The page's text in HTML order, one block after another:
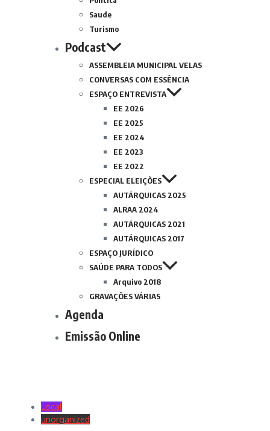
Saude
Turismo
Podcast
ASSEMBLEIA MUNICIPAL VELAS
CONVERSAS COM ESSÊNCIA
ESPAÇO ENTREVISTA
EE 2026
EE 2025
EE 2024
EE 2023
EE 2022
ESPECIAL ELEIÇÕES
AUTÁRQUICAS 2025
ALRAA 2024
AUTÁRQUICAS 2021
AUTÁRQUICAS 2017
ESPAÇO JURÍDICO
SAÚDE PARA TODOS
Arquivo 2018
GRAVAÇÕES VÁRIAS
Agenda
Emissão Online
Local
unorganized